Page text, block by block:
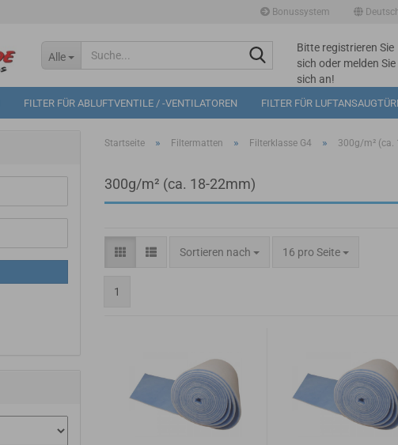
Bonussystem
Alle
Suche...Bitte registrieren Sie
sich oder melden Sie
sich an!
Mögliche
Bonuspunkte im
FILTER FÜR ABLUFTVENTILE / -VENTILATOREN FILTER FÜR
Startseite » Filtermatten » Filterklasse G4 » 300g/m² (ca.
300g/m² (ca. 18-22mm)
Sortieren nach
Sortieren nach 16 pro Seite
pro Seite
1